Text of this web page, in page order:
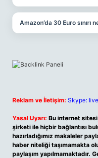
Amazon’da 30 Euro sınırı
Reklam ve İletişim: Skype:
Yasal Uyarı: Bu internet
şirketi ile hiçbir bağlantısı
hazırladığımız makaleler
haber niteliği taşımamakta
paylaşım yapılmamaktadır.